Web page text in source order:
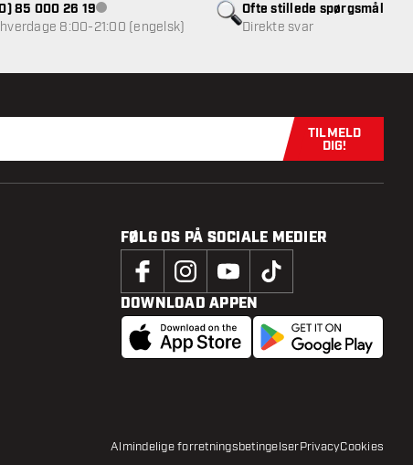
Ofte stillede spørgsmål
Direkte svar
85 000 26 19Kundeservice ikke tilgængelig
8:00-21:00 (engelsk)
Tilmeld dig
TILMELD
DIG!
FØLG OS PÅ SOCIALE MEDIER
DOWNLOAD APPEN
Almindelige forretningsbetingelserPrivacyCookies